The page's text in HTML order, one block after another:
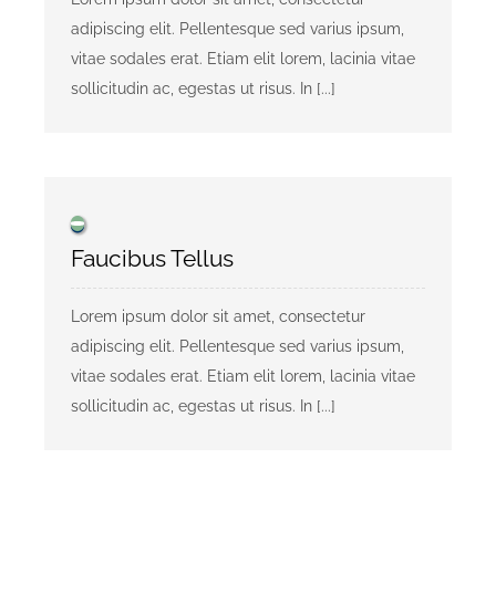
adipiscing elit. Pellentesque sed varius ipsum,
vitae sodales erat. Etiam elit lorem, lacinia vitae
sollicitudin ac, egestas ut risus. In [...]
Faucibus Tellus
Lorem ipsum dolor sit amet, consectetur
adipiscing elit. Pellentesque sed varius ipsum,
vitae sodales erat. Etiam elit lorem, lacinia vitae
sollicitudin ac, egestas ut risus. In [...]